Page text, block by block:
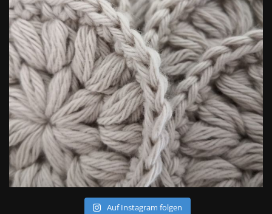
Auf Instagram folgen